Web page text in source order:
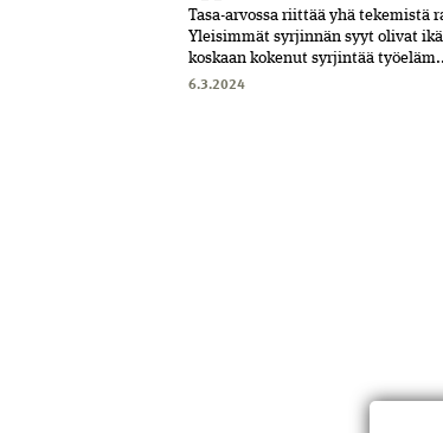
Tasa-arvossa riittää yhä tekemistä
Yleisimmät syrjinnän syyt olivat
koskaan kokenut syrjintää
6.3.2024